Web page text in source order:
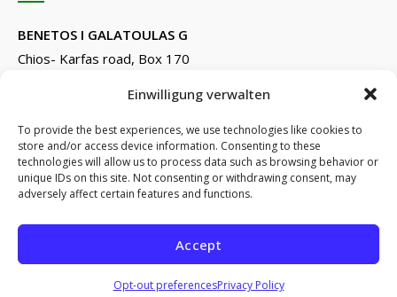
Einwilligung verwalten
To provide the best experiences, we use technologies like cookies to
store and/or access device information. Consenting to these
technologies will allow us to process data such as browsing behavior or
unique IDs on this site. Not consenting or withdrawing consent, may
adversely affect certain features and functions.
Accept
Opt-out preferencesPrivacy Policy
BENETOS I GALATOULAS G
Chios- Karfas road, Box 170
Phone: +30 22710 22666
Email:info@e-anemos.gr
facebook.com/mastic.gr
instagram.com/anemosmastic
Subscribe to newsletters
© 2026 ANEMOS. All rights reserved